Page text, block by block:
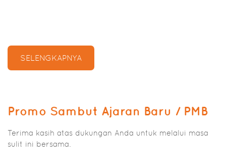
SELENGKAPNYA
Promo Sambut Ajaran Baru / PMB
Terima kasih atas dukungan Anda untuk melalui masa
sulit ini bersama.